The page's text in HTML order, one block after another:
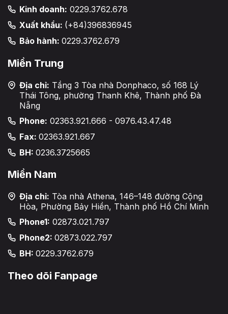
Kinh doanh: 0229.3762.678
Xuất khẩu: (+84)396836945
Bảo hành: 0229.3762.679
Miền Trung
Địa chỉ: Tầng 3 Tòa nhà Donphaco, số 168 Lý
Thái Tông, phường Thanh Khê, Thành phố Đà
Nẵng
Phone: 02363.921.666 - 0976.43.47.48
Fax: 02363.921.667
BH: 0236.3725665
Miền Nam
Địa chỉ: Tòa nhà Athena, 146–148 đường Cộng
Hòa, Phường Bảy Hiền, Thành phố Hồ Chí Minh
Phone1: 02873.021.797
Phone2: 02873.022.797
BH: 0229.3762.679
Theo dõi Fanpage